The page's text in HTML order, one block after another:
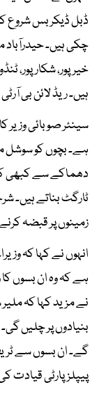
ڈبل ڈیکر بس شروع
چکی ہیں۔
خیرپور، شکارپور،
ہیں۔ ریڈ لائن بی
سینئر صوبائی وزیر
ہے۔ بچوں کو سوشل
دھماکے سے کبھی
ٹارگٹ بناتے ہیں۔
زمینوں پر قبضہ
ہے کہ وہ ان بسوں
نے مزید کہا کہ
بنیادوں پر چلیں
گے۔ ان بسوں سے
پیپلزپارٹی قیادت